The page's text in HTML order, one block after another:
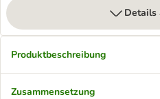
Details
Produktbeschreibung
Zusammensetzung